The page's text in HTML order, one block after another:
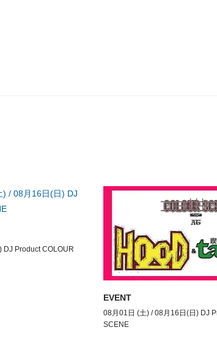
DJ Product COLOUR
EVENT
08月01日 (土) / 08月16日(日) DJ
SCENE